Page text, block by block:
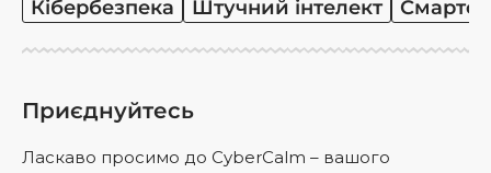
Кібербезпека Штучний інтелект
Приєднуйтесь
Ласкаво просимо до CyberCalm – вашого